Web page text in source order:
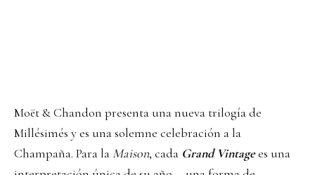
Moët & Chandon presenta una nueva trilogía de
Millésimés y es una solemne celebración a la
Champaña. Para la Maison, cada Grand Vintagees una